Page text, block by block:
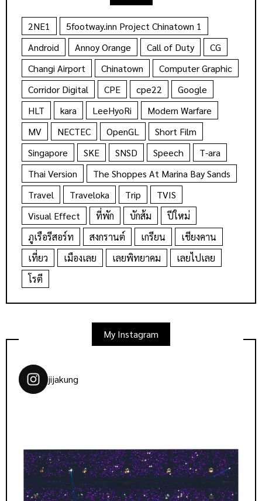
2NE1
5footway.inn Project Chinatown 1
Android
Annoy Orange Call of Duty
CG
Changi Airport
Chinatown
Computer Graphic
Corridor Digital
CPE cpe22
Google
HLT
kara LeeHyoRi
Modern Warfare
MV
NECTEC OpenGL
Short Film
Singapore
SKE SNSD Speech
T-ara
Thai Version
The Shoppes At Marina Bay Sands
Travel
Traveloka Trip
TVIS
Visual Effect
ที่พัก บักส้ม
ปีใหม่
ภูเรือรีสอร์ท
สงกรานต์ เกรียน
เชียงคาน
เที่ยว
เมืองเลย เลยพิทยาคม
เลยไปเลย
โรตี
My Instagram
jijakung